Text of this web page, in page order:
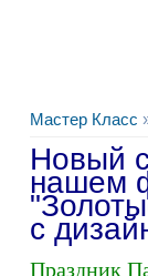
Мастер Класс
Новый
нашем
с
Праздник